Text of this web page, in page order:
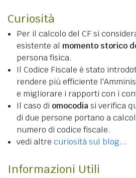
Curiosità
Per il calcolo del CF si
esistente al momento storico
persona fisica.
Il Codice Fiscale è stato
rendere più efficiente
e migliorare i rapporti con i
Il caso di omocodiasi verifica
di due persone portano a
numero di codice fiscale.
vedi altre curiosità sul blog...
Informazioni Utili